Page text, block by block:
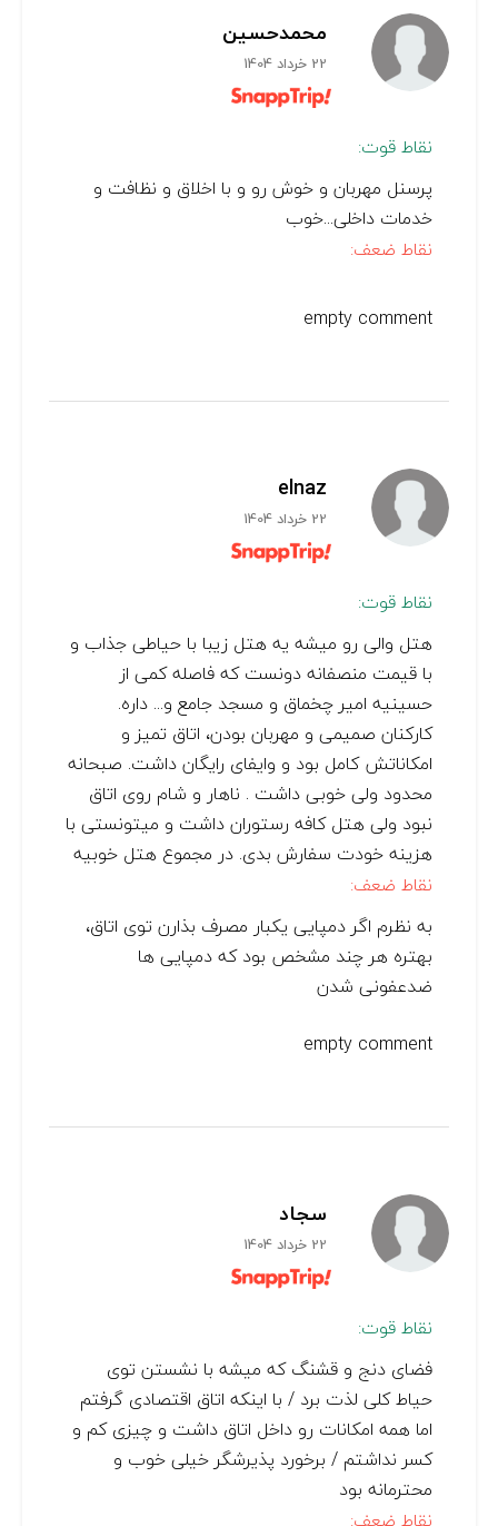
محمدحسین
22 خرداد 1404
نقاط قوت:
پرسنل مهربان و خوش رو و با اخلاق و نظافت و
خدمات داخلی...خوب
نقاط ضعف:
empty comment
elnaz
22 خرداد 1404
نقاط قوت:
هتل والی رو میشه یه هتل زیبا با حیاطی جذاب و
با قیمت منصفانه دونست که فاصله کمی از
حسینیه امیر چخماق و مسجد جامع و... داره.
کارکنان صمیمی و مهربان بودن، اتاق تمیز و
امکاناتش کامل بود و وایفای رایگان داشت. صبحانه
محدود ولی خوبی داشت . ناهار و شام روی اتاق
نبود ولی هتل کافه رستوران داشت و میتونستی با
هزینه خودت سفارش بدی. در مجموع هتل خوبیه
نقاط ضعف:
به نظرم اگر دمپایی یکبار مصرف بذارن توی اتاق،
بهتره هر چند مشخص بود که دمپایی ها
ضدعفونی شدن
empty comment
سجاد
22 خرداد 1404
نقاط قوت:
فضای دنج و قشنگ که میشه با نشستن توی
حیاط کلی لذت برد / با اینکه اتاق اقتصادی گرفتم
اما همه امکانات رو داخل اتاق داشت و چیزی کم و
کسر نداشتم / برخورد پذیرشگر خیلی خوب و
محترمانه بود